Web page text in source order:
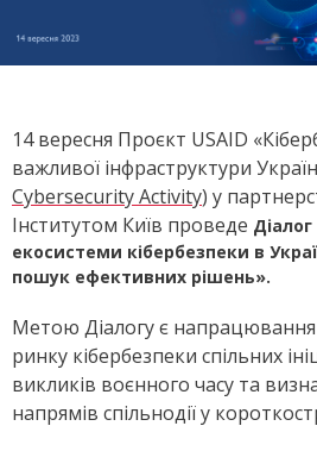
14 вересня Проєкт USAID
важливої інфраструктури
Cybersecurity Activity) у
Інститутом Київ проведе Діалог
екосистеми кібербезпеки в
пошук ефективних рішень».
Метою Діалогу є
ринку кібербезпеки спільних
викликів воєнного часу та
напрямів спільнодії у